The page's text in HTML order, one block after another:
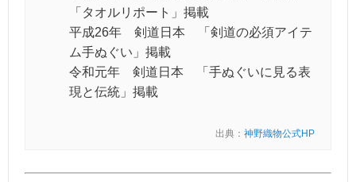
「タオルリポート」掲載
平成26年 剣道日本 「剣道の必須アイテ
ム手ぬぐい」掲載
令和元年 剣道日本 「手ぬぐいに見る表
現と伝統」掲載
出典： 神野織物公式HP